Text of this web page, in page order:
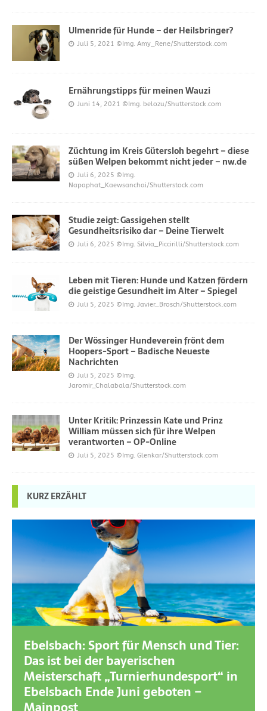
Ulmenride für Hunde – der Heilsbringer?
Juli 5, 2021 ©Img. Amy_Rene/Shutterstock.com
Ernährungstipps für meinen Wauzi
Juni 14, 2021 ©Img. belozu/Shutterstock.com
Züchtung im Kreis Gütersloh begehrt – diese
süßen Welpen bekommt nicht jeder – nw.de
Juli 6, 2025 ©Img.
Napaphat_Kaewsanchai/Shutterstock.com
Studie zeigt: Gassigehen stellt
Gesundheitsrisiko dar – Deine Tierwelt
Juli 6, 2025 ©Img. Silvia_Piccirilli/Shutterstock.com
Leben mit Tieren: Hunde und Katzen fördern
die geistige Gesundheit im Alter – Spiegel
Juli 5, 2025 ©Img. Javier_Brosch/Shutterstock.com
Der Wössinger Hundeverein frönt dem
Hoopers-Sport – Badische Neueste
Nachrichten
Juli 5, 2025 ©Img.
Jaromir_Chalabala/Shutterstock.com
Unter Kritik: Prinzessin Kate und Prinz
William müssen sich für ihre Welpen
verantworten – OP-Online
Juli 5, 2025 ©Img. Glenkar/Shutterstock.com
KURZ ERZÄHLT
Ebelsbach: Sport für Mensch und Tier:
Das ist bei der bayerischen
Meisterschaft „Turnierhundesport“ in
Ebelsbach Ende Juni geboten –